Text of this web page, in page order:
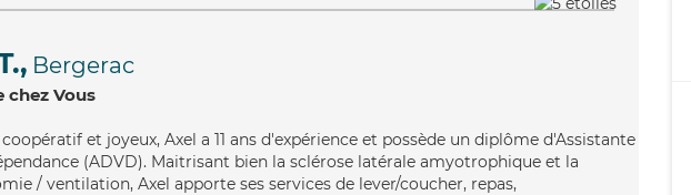
Bergerac
chez Vous
coopératif et joyeux, Axel a 11 ans d'expérience et possède un diplôme d'Assistante
(ADVD). Maitrisant bien la sclérose latérale amyotrophique et la
/ ventilation, Axel apporte ses services de lever/coucher, repas,